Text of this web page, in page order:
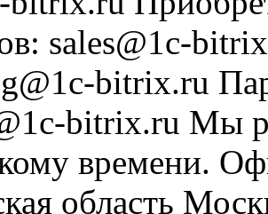
: sales@1c-
bitrix.ru
bitrix.ru Мы
времени.
область